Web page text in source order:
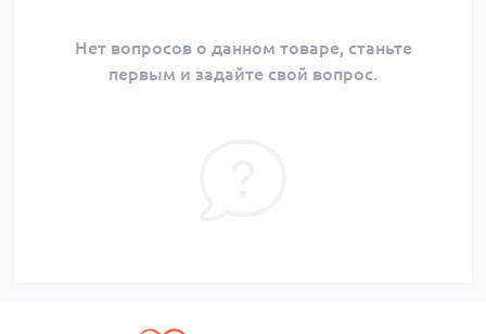
Нет вопросов о данном товаре, станьте
первым и задайте свой вопрос.